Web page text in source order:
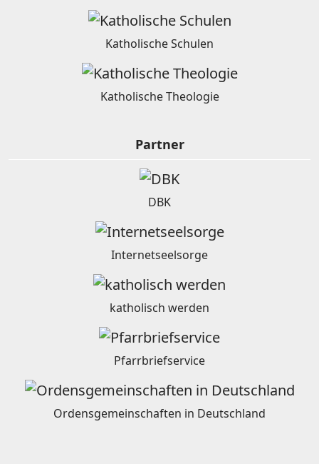
Katholische Schulen
Katholische Theologie
Partner
DBK
Internetseelsorge
katholisch werden
Pfarrbriefservice
Ordensgemeinschaften in Deutschland